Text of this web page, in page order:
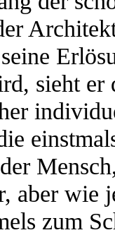
sieht er
aber wie
zum